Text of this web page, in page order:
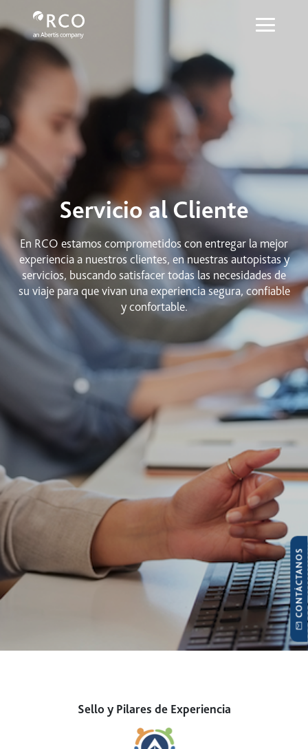
Saltar al contenido principal
Servicio al cliente - Red Vía Corta
Servicio al Cliente
En RCO estamos comprometidos con entregar la mejor
experiencia a nuestros clientes, en nuestras autopistas y
servicios, buscando satisfacer todas las necesidades de
su viaje para que vivan una experiencia segura, confiable
y confortable.
Sello y Pilares de Experiencia
CONTÁCTANOS